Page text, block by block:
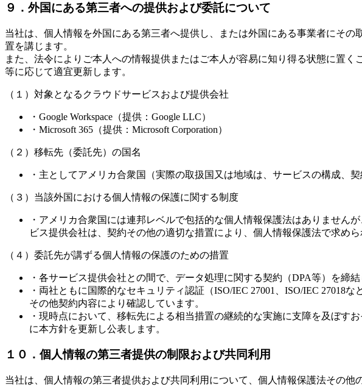
９．外国にある第三者への提供および委託について
当社は、個人情報を外国にある第三者へ提供し、または外国にある事業者にそ
置を講じます。
また、法令によりご本人への情報提供またはご本人が容易に知り得る状態に置
等に応じて適宜更新します。
（１）対象となるクラウドサービスおよび提供会社
・Google Workspace（提供：Google LLC）
・Microsoft 365（提供：Microsoft Corporation）
（２）移転先（委託先）の国名
・主としてアメリカ合衆国（実際の取扱国又は地域は、サービスの構成、
（３）当該外国における個人情報の保護に関する制度
・アメリカ合衆国には連邦レベルで包括的な個人情報保護法はありませ
ビス提供会社は、契約その他の適切な措置により、個人情報保護法で求め
（４）委託先が講ずる個人情報の保護のための措置
・各サービス提供会社との間で、データ処理に関する契約（DPA等）を締
・両社ともに国際的なセキュリティ認証（ISO/IEC 27001、ISO/IEC
その他契約内容により確認しています。
・現時点において、移転先による相当措置の継続的な実施に支障を及ぼ
に本方針を更新し公表します。
１０．個人情報の第三者提供の制限および共同利用
当社は、個人情報の第三者提供および共同利用について、個人情報保護法その